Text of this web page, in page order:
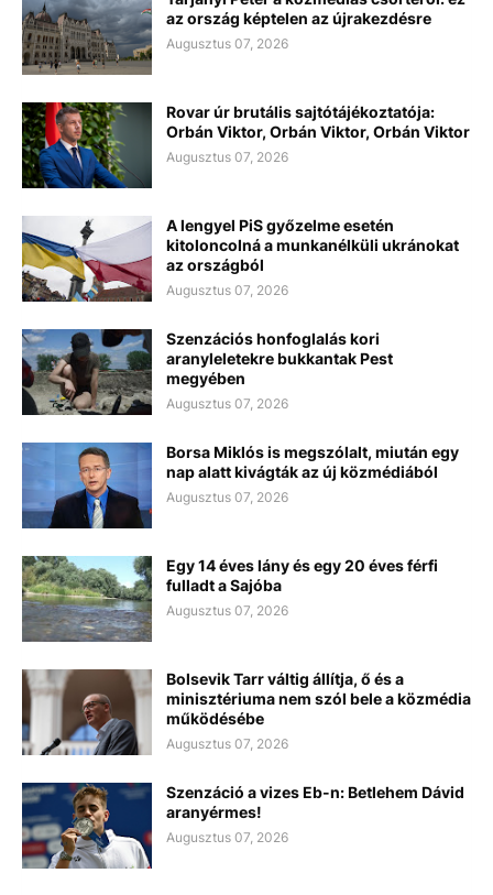
az ország képtelen az újrakezdésre
Augusztus 07, 2026
Rovar úr brutális sajtótájékoztatója:
Orbán Viktor, Orbán Viktor, Orbán Viktor
Augusztus 07, 2026
A lengyel PiS győzelme esetén
kitoloncolná a munkanélküli ukránokat
az országból
Augusztus 07, 2026
Szenzációs honfoglalás kori
aranyleletekre bukkantak Pest
megyében
Augusztus 07, 2026
Borsa Miklós is megszólalt, miután egy
nap alatt kivágták az új közmédiából
Augusztus 07, 2026
Egy 14 éves lány és egy 20 éves férfi
fulladt a Sajóba
Augusztus 07, 2026
Bolsevik Tarr váltig állítja, ő és a
minisztériuma nem szól bele a közmédia
működésébe
Augusztus 07, 2026
Szenzáció a vizes Eb-n: Betlehem Dávid
aranyérmes!
Augusztus 07, 2026